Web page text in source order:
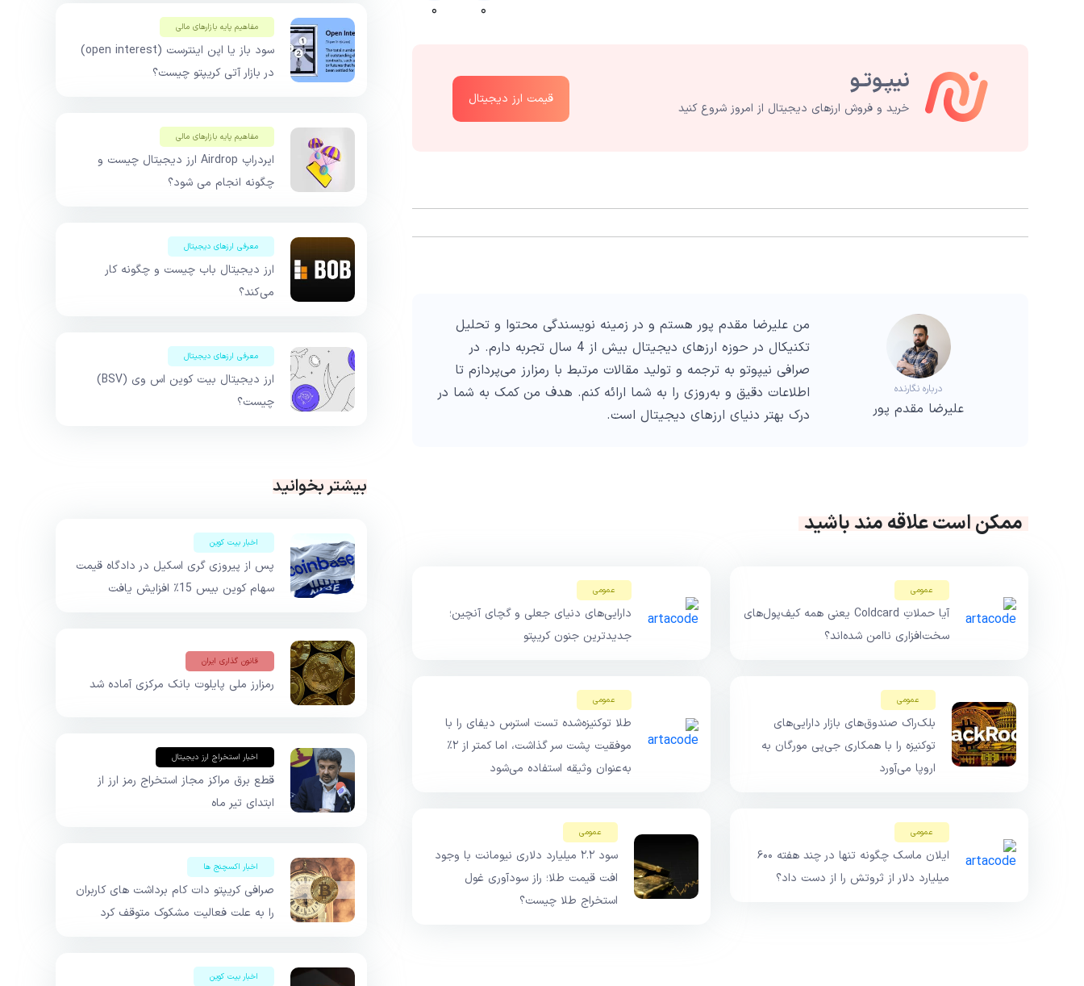
۰ ۰
خرید و فروش ارزهای دیجیتال از امروز شروع کنید
قیمت ارز دیجیتال
درباره نگارنده
علیرضا مقدم پور
من علیرضا مقدم پور هستم و در زمینه نویسندگی محتوا و تحلیل
تکنیکال در حوزه ارزهای دیجیتال بیش از 4 سال تجربه دارم. در
صرافی نیپوتو به ترجمه و تولید مقالات مرتبط با رمزارز می‌پردازم تا
اطلاعات دقیق و به‌روزی را به شما ارائه کنم. هدف من کمک به شما در
درک بهتر دنیای ارزهای دیجیتال است.
ممکن است علاقه مند باشید
عمومی
آیا حملاتِ Coldcard یعنی همه کیف‌پول‌های
سخت‌افزاری ناامن شده‌اند؟
عمومی
دارایی‌های دنیای جعلی و گچای آنچین؛
جدیدترین جنون کریپتو
عمومی
بلک‌راک صندوق‌های بازار دارایی‌های
توکنیزه را با همکاری جی‌پی مورگان به
اروپا می‌آورد
عمومی
طلا توکنیزه‌شده تست استرس دیفای را با
موفقیت پشت سر گذاشت، اما کمتر از ۲٪
به‌عنوان وثیقه استفاده می‌شود
عمومی
ایلان ماسک چگونه تنها در چند هفته ۶۰۰
میلیارد دلار از ثروتش را از دست داد؟
عمومی
سود ۲.۲ میلیارد دلاری نیومانت با وجود
افت قیمت طلا؛ راز سودآوری غول
استخراج طلا چیست؟
مفاهیم پایه بازار‌های مالی
سود باز یا اپن اینترست (open interest)
در بازار آتی کریپتو چیست؟
مفاهیم پایه بازار‌های مالی
ایردراپ Airdrop ارز دیجیتال چیست و
چگونه انجام می شود؟
معرفی ارزهای دیجیتال
ارز دیجیتال باب چیست و چگونه کار
می‌کند؟
معرفی ارزهای دیجیتال
ارز دیجیتال بیت کوین اس وی (BSV)
چیست؟
بیشتر بخوانید
اخبار بیت کوین
پس از پیروزی گری اسکیل در دادگاه قیمت
سهام کوین بیس 15٪ افزایش یافت
قانون گذاری ایران
رمزارز ملی پایلوت بانک مرکزی آماده شد
اخبار استخراج ارز دیجیتال
قطع برق مراکز مجاز استخراج رمز ارز از
ابتدای تیر ماه
اخبار اکسچنج ها
صرافی کریپتو دات کام برداشت‌ های کاربران
را به علت فعالیت مشکوک متوقف کرد
اخبار بیت کوین